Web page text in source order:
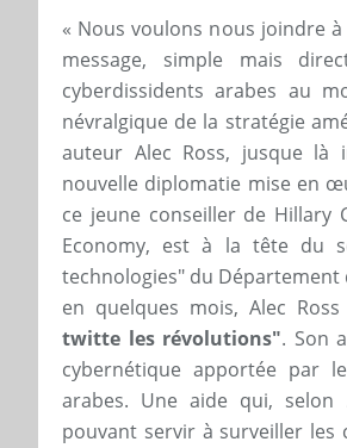
« Nous voulons nous joindre
message, simple mais
cyberdissidents arabes au
névralgique de la stratégie
auteur Alec Ross, jusque là
nouvelle diplomatie mise en
ce jeune conseiller de Hillary
Economy, est à la tête du
technologies" du Département
en quelques mois, Alec
twitte les révolutions". Son
cybernétique apportée par
arabes. Une aide qui, selon
pouvant servir à surveiller